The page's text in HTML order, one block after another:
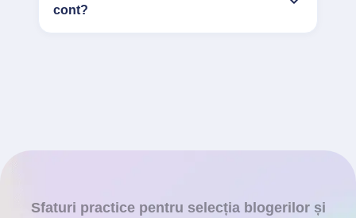
cont?
Sfaturi practice pentru selecția blogerilor și